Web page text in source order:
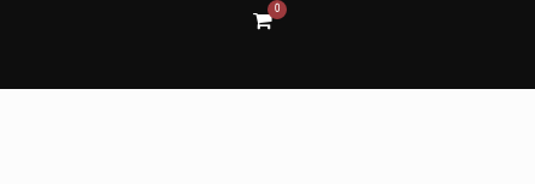
View
shopping
0